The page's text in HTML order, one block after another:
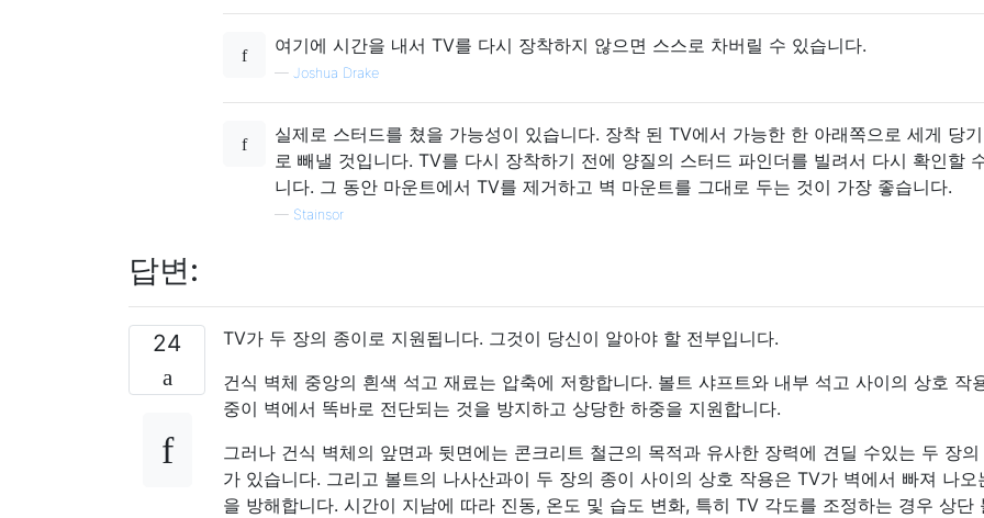
여기에 시간을 내서 TV를 다시 장착하지 않으면 스스로 차버릴 수 있습니다.
— Joshua Drake
실제로 스터드를 쳤을 가능성이 있습니다. 장착 된 TV에서 가능한 한 아래쪽으로 세게 당
로 빼낼 것입니다. TV를 다시 장착하기 전에 양질의 스터드 파인더를 빌려서 다시 확인할
니다. 그 동안 마운트에서 TV를 제거하고 벽 마운트를 그대로 두는 것이 가장 좋습니다.
— Stainsor
답변:
24
TV가 두 장의 종이로 지원됩니다. 그것이 당신이 알아야 할 전부입니다.
건식 벽체 중앙의 흰색 석고 재료는 압축에 저항합니다. 볼트 샤프트와 내부 석고 사이의 상호 작
중이 벽에서 똑바로 전단되는 것을 방지하고 상당한 하중을 지원합니다.
그러나 건식 벽체의 앞면과 뒷면에는 콘크리트 철근의 목적과 유사한 장력에 견딜 수있는 두 장의
가 있습니다. 그리고 볼트의 나사산과이 두 장의 종이 사이의 상호 작용은 TV가 벽에서 빠져 나오
을 방해합니다. 시간이 지남에 따라 진동, 온도 및 습도 변화, 특히 TV 각도를 조정하는 경우 상단